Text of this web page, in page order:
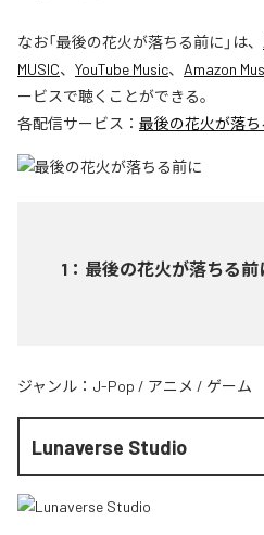
なお「最後の花火が落ちる前に 」は、
MUSIC、 YouTube Music、 Amazon
ービスで聴くことができる。
各配信サービス： 最後の花火が落ち
1 ： 最後の花火が落ちる前
ジャンル： J-Pop / アニメ / ゲーム
Lunaverse Studio